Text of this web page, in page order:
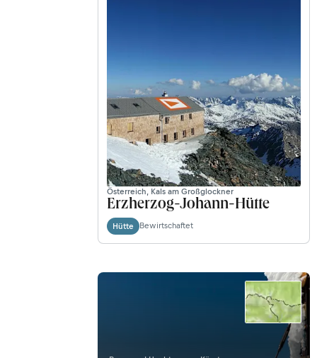
Österreich, Kals am Großglockner
Erzherzog-Johann-Hütte
Hütte Bewirtschaftet